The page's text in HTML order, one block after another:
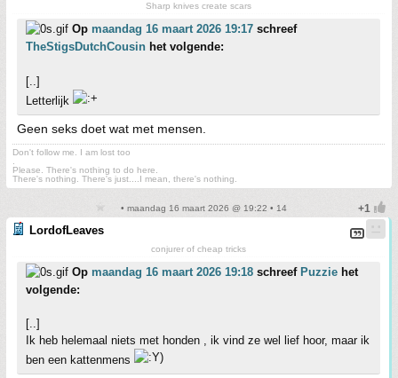
Sharp knives create scars
Op maandag 16 maart 2026 19:17 schreef
TheStigsDutchCousin het volgende:
[..]
Letterlijk
Geen seks doet wat met mensen.
Don't follow me. I am lost too
Please. There's nothing to do here.
There's nothing. There's just....I mean, there's nothing.
• maandag 16 maart 2026 @ 19:22 • 14
LordofLeaves
conjurer of cheap tricks
Op maandag 16 maart 2026 19:18 schreef Puzzie het
volgende:
[..]
Ik heb helemaal niets met honden , ik vind ze wel lief hoor, maar ik
ben een kattenmens